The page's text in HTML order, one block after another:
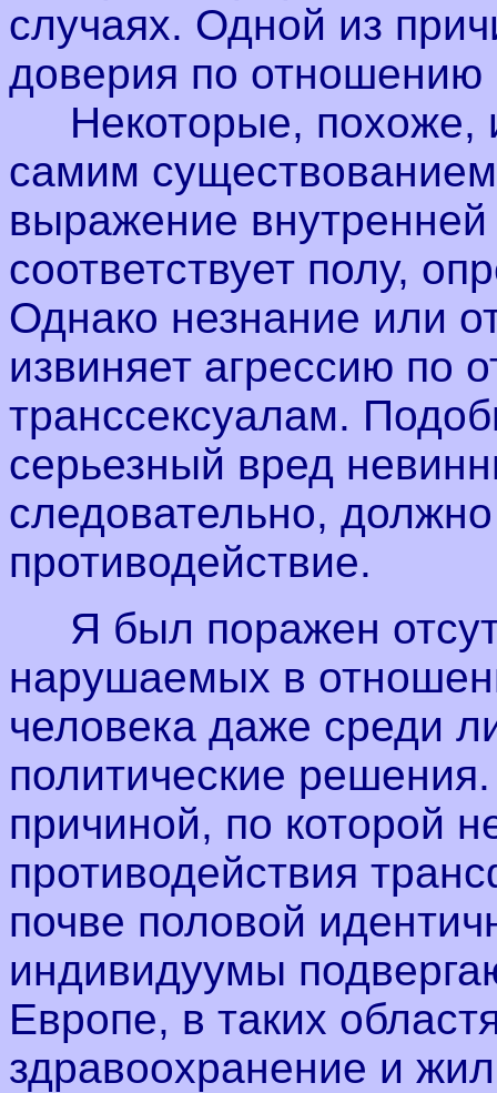
случаях. Одной из
доверия по отношению
Некоторые, похоже,
самим
выражение
соответствует полу,
Однако незнание или
извиняет агрессию по
транссексуалам.
серьезный вред
следовательно, должно
противодействие.
Я был поражен
нарушаемых в
человека даже среди
политические
причиной, по которой
противодействия
почве половой
индивидуумы
Европе, в таких
здравоохранение и